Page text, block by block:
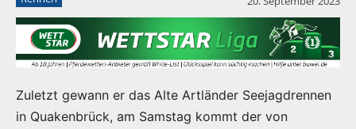
Zuletzt gewann er das Alte Artländer Seejagdrennen
in Quakenbrück, am Samstag kommt der von